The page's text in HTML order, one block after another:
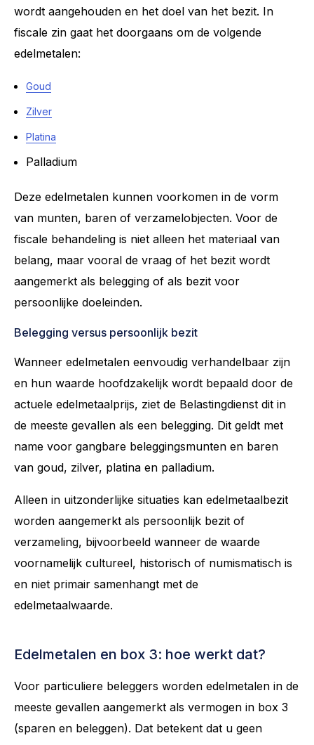
wordt aangehouden en het doel van het bezit. In
fiscale zin gaat het doorgaans om de volgende
edelmetalen:
Goud
Zilver
Platina
Palladium
Deze edelmetalen kunnen voorkomen in de vorm
van munten, baren of verzamelobjecten. Voor de
fiscale behandeling is niet alleen het materiaal van
belang, maar vooral de vraag of het bezit wordt
aangemerkt als belegging of als bezit voor
persoonlijke doeleinden.
Belegging versus persoonlijk bezit
Wanneer edelmetalen eenvoudig verhandelbaar zijn
en hun waarde hoofdzakelijk wordt bepaald door de
actuele edelmetaalprijs, ziet de Belastingdienst dit in
de meeste gevallen als een belegging. Dit geldt met
name voor gangbare beleggingsmunten en baren
van goud, zilver, platina en palladium.
Alleen in uitzonderlijke situaties kan edelmetaalbezit
worden aangemerkt als persoonlijk bezit of
verzameling, bijvoorbeeld wanneer de waarde
voornamelijk cultureel, historisch of numismatisch is
en niet primair samenhangt met de
edelmetaalwaarde.
Edelmetalen en box 3: hoe werkt dat?
Voor particuliere beleggers worden edelmetalen in de
meeste gevallen aangemerkt als vermogen in box 3
(sparen en beleggen). Dat betekent dat u geen